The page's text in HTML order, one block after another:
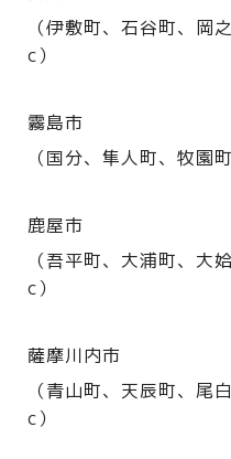
（伊敷町、石谷町、
c）
霧島市
（国分、隼人町、牧園
鹿屋市
（吾平町、大浦町、
c）
薩摩川内市
（青山町、天辰町、
c）